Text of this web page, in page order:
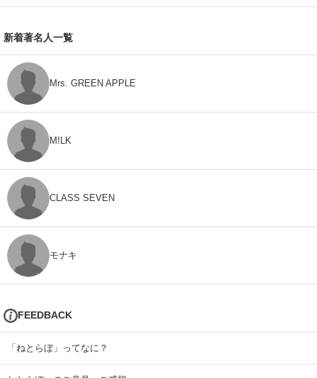
新着著名人一覧
Mrs. GREEN APPLE
M!LK
CLASS SEVEN
モナキ
FEEDBACK
「ねとらぼ」ってなに？